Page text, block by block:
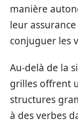
manière
leur
conjuguer les
Au-delà de la
grilles offrent
structures
à des verbes